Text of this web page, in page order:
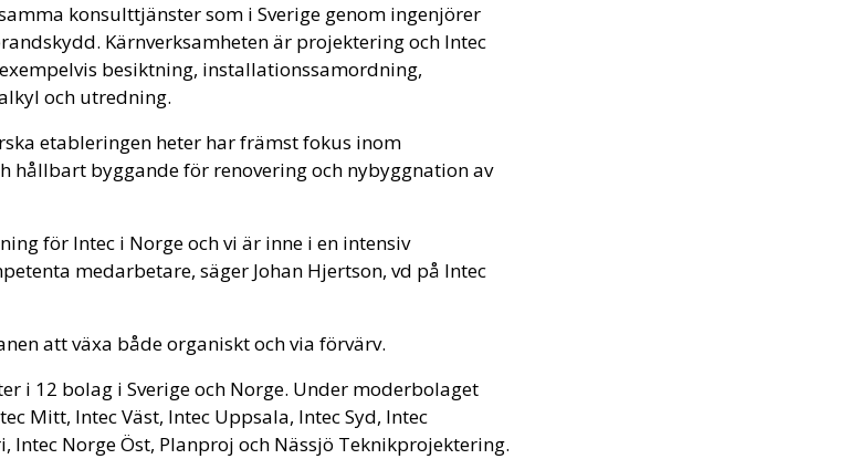
konsulttjänster som i Sverige genom ingenjörer
Kärnverksamheten är projektering och Intec
besiktning, installationssamordning,
och utredning.
etableringen heter har främst fokus inom
hållbart byggande för renovering och nybyggnation av
för Intec i Norge och vi är inne i en intensiv
medarbetare, säger Johan Hjertson, vd på Intec
att växa både organiskt och via förvärv.
i 12 bolag i Sverige och Norge. Under moderbolaget
Mitt, Intec Väst, Intec Uppsala, Intec Syd, Intec
Intec Norge Öst, Planproj och Nässjö Teknikprojektering.